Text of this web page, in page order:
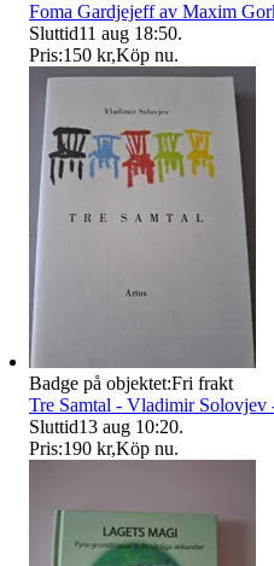
Foma Gardjejeff av Maxim
Sluttid11 aug 18:50.
Pris:150 kr,Köp nu.
Badge på objektet:Fri frakt
Tre Samtal - Vladimir Solovjev
Sluttid13 aug 10:20.
Pris:190 kr,Köp nu.